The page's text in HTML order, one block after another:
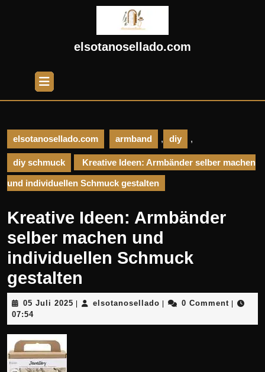
elsotanosellado.com
Open
Button
elsotanosellado.com armband , diy ,
diy schmuck Kreative Ideen: Armbänder selber machen
und individuellen Schmuck gestalten
Kreative Ideen: Armbänder
selber machen und
individuellen Schmuck
gestalten
05 Juli 2025 05
2025
| elsotanosellado elsotanosellado
| 0 Comment |
07:54